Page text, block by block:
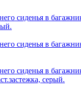
сиденья в
сиденья в
сиденья в
серый.